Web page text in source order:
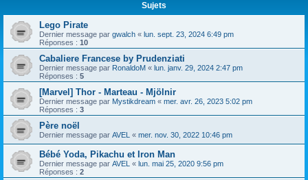
Sujets
Lego Pirate
Dernier message par gwalch « lun. sept. 23, 2024 6:49 pm
Réponses : 10
Cabaliere Francese by Prudenziati
Dernier message par RonaldoM « lun. janv. 29, 2024 2:47 pm
Réponses : 5
[Marvel] Thor - Marteau - Mjölnir
Dernier message par Mystikdream « mer. avr. 26, 2023 5:02 pm
Réponses : 3
Père noël
Dernier message par AVEL « mer. nov. 30, 2022 10:46 pm
Bébé Yoda, Pikachu et Iron Man
Dernier message par AVEL « lun. mai 25, 2020 9:56 pm
Réponses : 2